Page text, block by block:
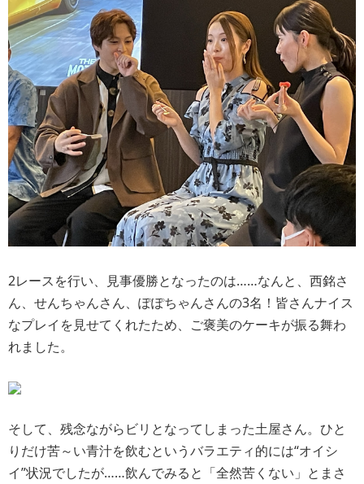
2レースを行い、見事優勝となったのは……なんと、西銘さ
ん、せんちゃんさん、ぽぽちゃんさんの3名！皆さんナイス
なプレイを見せてくれたため、ご褒美のケーキが振る舞わ
れました。
そして、残念ながらビリとなってしまった土屋さん。ひと
りだけ苦～い青汁を飲むというバラエティ的には“オイシ
イ”状況でしたが……飲んでみると「全然苦くない」とまさ